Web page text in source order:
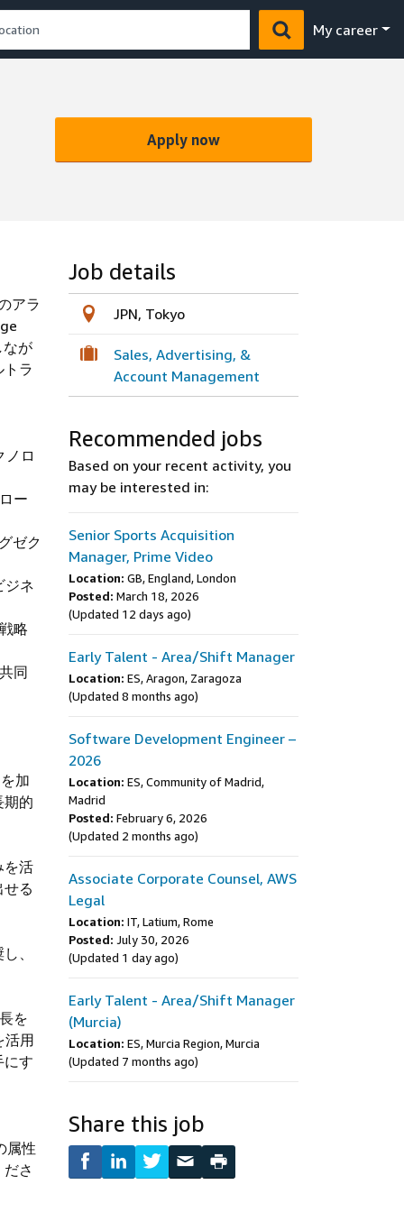
My career
Apply now
アラ
なが
ラ
ノロ
ー
ゼク
ジネ
略
同
加
期的
を活
る
、
を
活用
にす
属性
さ
Job details
JPN, Tokyo
Sales, Advertising, &
Account Management
Recommended jobs
Based on your recent activity, you
may be interested in:
Senior Sports Acquisition
Manager, Prime Video
Location: GB, England, London
Posted: March 18, 2026
(Updated 12 days ago)
Early Talent - Area/Shift Manager
Location: ES, Aragon, Zaragoza
(Updated 8 months ago)
Software Development Engineer –
2026
Location: ES, Community of Madrid,
Madrid
Posted: February 6, 2026
(Updated 2 months ago)
Associate Corporate Counsel, AWS
Legal
Location: IT, Latium, Rome
Posted: July 30, 2026
(Updated 1 day ago)
Early Talent - Area/Shift Manager
(Murcia)
Location: ES, Murcia Region, Murcia
(Updated 7 months ago)
Share this job